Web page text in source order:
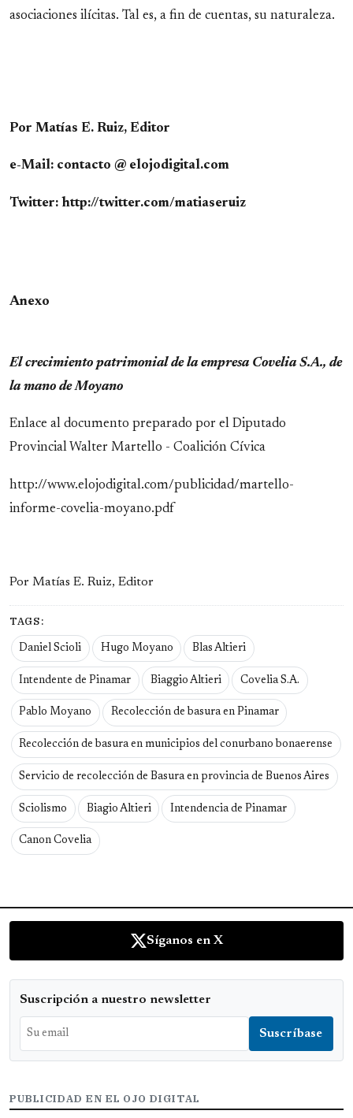
asociaciones ilícitas. Tal es, a fin de cuentas, su naturaleza.
Por Matías E. Ruiz, Editor
e-Mail: contacto @ elojodigital.com
Twitter: http://twitter.com/matiaseruiz
Anexo
El crecimiento patrimonial de la empresa Covelia S.A., de
la mano de Moyano
Enlace al documento preparado por el Diputado
Provincial Walter Martello - Coalición Cívica
http://www.elojodigital.com/publicidad/martello-
informe-covelia-moyano.pdf
Por Matías E. Ruiz, Editor
TAGS:
Daniel Scioli Hugo Moyano Blas Altieri
Intendente de Pinamar Biaggio Altieri Covelia S.A.
Pablo Moyano Recolección de basura en Pinamar
Recolección de basura en municipios del conurbano bonaerense
Servicio de recolección de Basura en provincia de Buenos Aires
Sciolismo Biagio Altieri Intendencia de Pinamar
Canon Covelia
Síganos en X
Suscripción a nuestro newsletter
PUBLICIDAD EN EL OJO DIGITAL